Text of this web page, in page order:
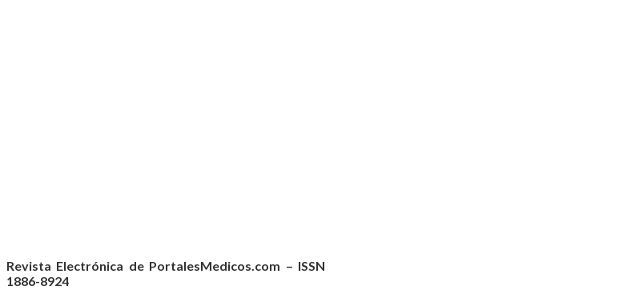
Revista Electrónica de PortalesMedicos.com – ISSN
1886-8924